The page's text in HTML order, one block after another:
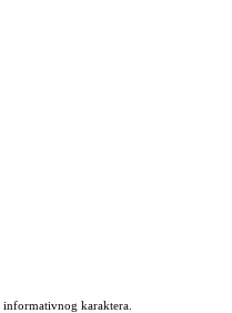
informativnog karaktera.